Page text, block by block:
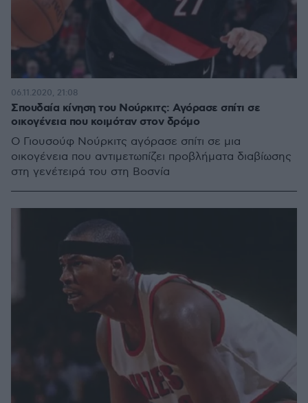
Σπουδαία κίνηση του Νούρκιτς: Αγόρασε σπίτι σε
οικογένεια που κοιμόταν στον δρόμο
Ο Γιουσούφ Νούρκιτς αγόρασε σπίτι σε μια
οικογένεια που αντιμετωπίζει προβλήματα διαβίωσης
στη γενέτειρά του στη Βοσνία
06.11.2020, 21:08